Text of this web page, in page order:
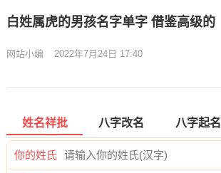
白姓属虎的男孩名字单字 借鉴高级的
网站小编 2022年7月24日 17:40
姓名祥批 八字改名 八字起名
你的姓氏